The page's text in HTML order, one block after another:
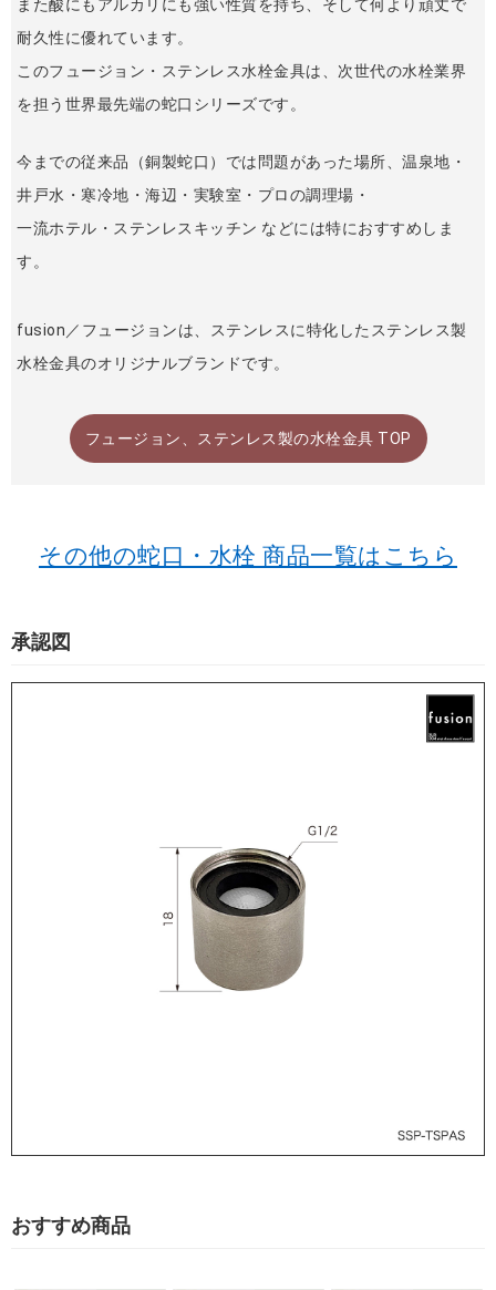
また酸にもアルカリにも強い性質を持ち、そして何より頑丈で
耐久性に優れています。
このフュージョン・ステンレス水栓金具は、次世代の水栓業界
を担う世界最先端の蛇口シリーズです。
今までの従来品（銅製蛇口）では問題があった場所、温泉地・
井戸水・寒冷地・海辺・実験室・プロの調理場・
一流ホテル・ステンレスキッチン などには特におすすめしま
す。
fusion／フュージョンは、ステンレスに特化したステンレス製
水栓金具のオリジナルブランドです。
フュージョン、ステンレス製の水栓金具 TOP
その他の蛇口・水栓 商品一覧はこちら
承認図
おすすめ商品